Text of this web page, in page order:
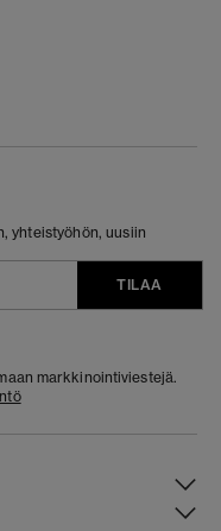
yhteistyöhön, uusiin
TILAA
markkinointiviestejä.